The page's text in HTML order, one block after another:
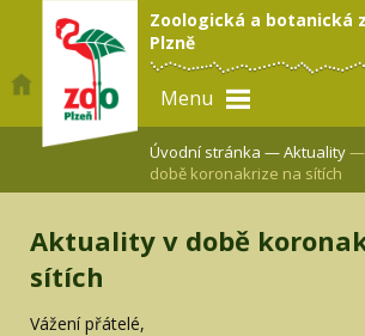
Zoologická a botanická
Plzně
Menu
Úvodní stránka —Aktuality—
době koronakrize na sítích
Aktuality v době
sítích
Vážení přátelé,